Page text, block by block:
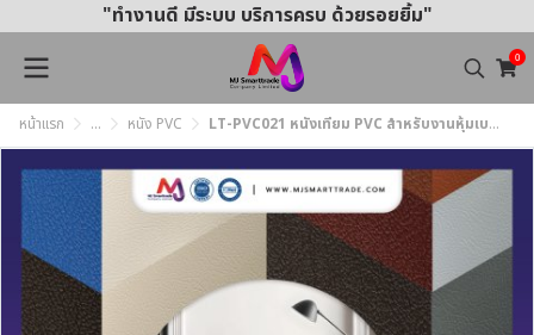
"ทำงานดี มีระบบ บริการครบ ด้วยรอยยิ้ม"
0
หน้าแรก ... หนัง PVC LT-PVC021 หนังเทียม PVC สำหรับงานหุ้มเบาะรถยนต์และเฟอร์นิเจอร์ หน้ากว้าง 145 ± 3 ซม. หนา 1.0 มม.